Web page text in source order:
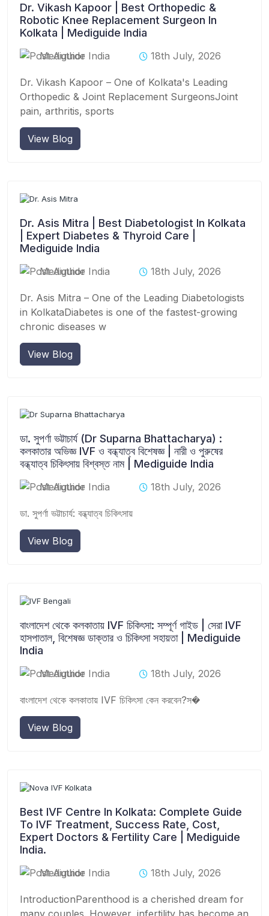
Dr. Vikash Kapoor | Best Orthopedic &
Robotic Knee Replacement Surgeon In
Kolkata | Mediguide India
Mediguide India 18th July, 2026
Dr. Vikash Kapoor – One of Kolkata's Leading
Orthopedic & Joint Replacement SurgeonsJoint
pain, arthritis, sports
View Blog
Dr. Asis Mitra | Best Diabetologist In Kolkata
| Expert Diabetes & Thyroid Care |
Mediguide India
Mediguide India 18th July, 2026
Dr. Asis Mitra – One of the Leading Diabetologists
in KolkataDiabetes is one of the fastest-growing
chronic diseases w
View Blog
ডা. সুপর্ণা ভট্টাচার্য (Dr Suparna Bhattacharya) :
কলকাতার অভিজ্ঞ IVF ও বন্ধ্যাত্ব বিশেষজ্ঞ | নারী ও পুরুষের
বন্ধ্যাত্ব চিকিৎসায় বিশ্বস্ত নাম | Mediguide India
Mediguide India 18th July, 2026
ডা. সুপর্ণা ভট্টাচার্য: বন্ধ্যাত্ব চিকিৎসায়
View Blog
বাংলাদেশ থেকে কলকাতায় IVF চিকিৎসা: সম্পূর্ণ গাইড | সেরা IVF
হাসপাতাল, বিশেষজ্ঞ ডাক্তার ও চিকিৎসা সহায়তা | Mediguide
India
Mediguide India 18th July, 2026
বাংলাদেশ থেকে কলকাতায় IVF চিকিৎসা কেন করবেন?স�
View Blog
Best IVF Centre In Kolkata: Complete Guide
To IVF Treatment, Success Rate, Cost,
Expert Doctors & Fertility Care | Mediguide
India.
Mediguide India 18th July, 2026
IntroductionParenthood is a cherished dream for
many couples. However, infertility has become an